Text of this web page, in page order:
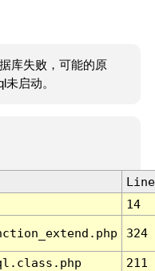
库失败，可能的原
启动。
Line
14
324
211